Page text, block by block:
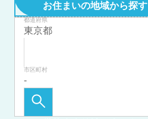
お住まいの地域から探す
都道府県
市区町村